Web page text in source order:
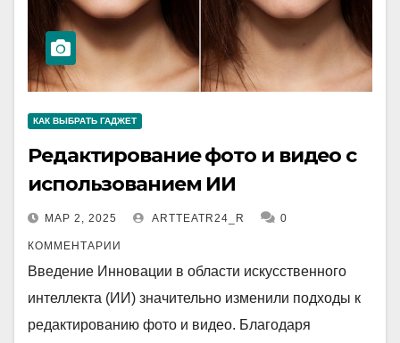
КАК ВЫБРАТЬ ГАДЖЕТ
Редактирование фото и видео с
использованием ИИ
МАР 2, 2025 ARTTEATR24_R 0
КОММЕНТАРИИ
Введение Инновации в области искусственного
интеллекта (ИИ) значительно изменили подходы к
редактированию фото и видео. Благодаря